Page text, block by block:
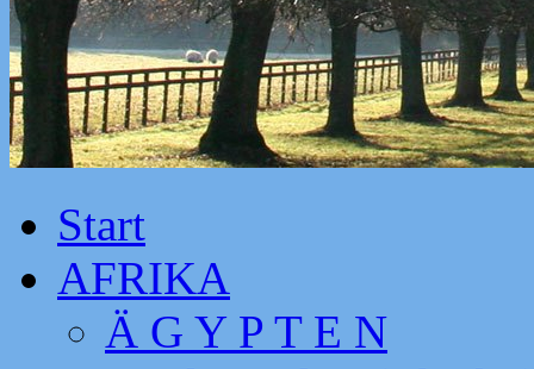
Start
AFRIKA
Ä G Y P T E N